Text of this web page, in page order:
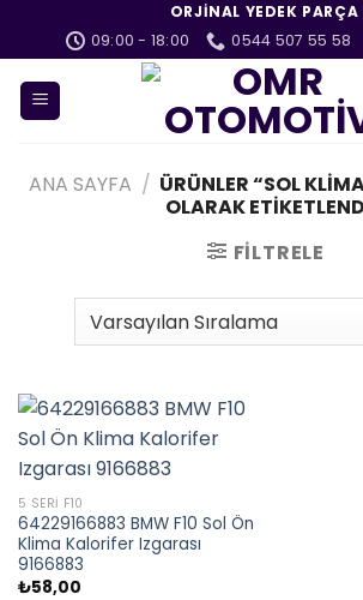
ORJINAL YEDEK PARÇA
09:00 - 18:00
0544 507 55 58
ANA SAYFA / ÜRÜNLER “SOL
OLARAK
FILTRELE
5 SERI F10
64229166883 BMW F10 Sol Ön
Klima Kalorifer Izgarası
9166883
₺58,00